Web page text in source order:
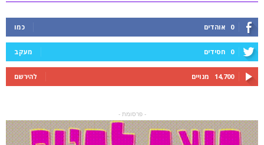
0 אוהדים כמו
0 חסידים מעקב
14,700 מנויים להירשם
- פרסומת -